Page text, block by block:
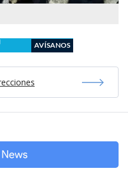
AVÍSANOS